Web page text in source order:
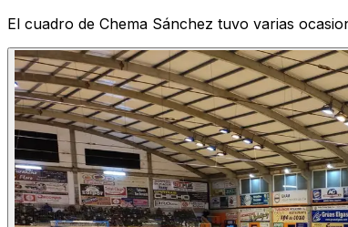
El cuadro de Chema Sánchez tuvo varias